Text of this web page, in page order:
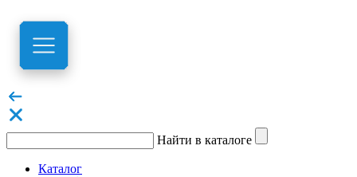
Найти в каталоге
Каталог